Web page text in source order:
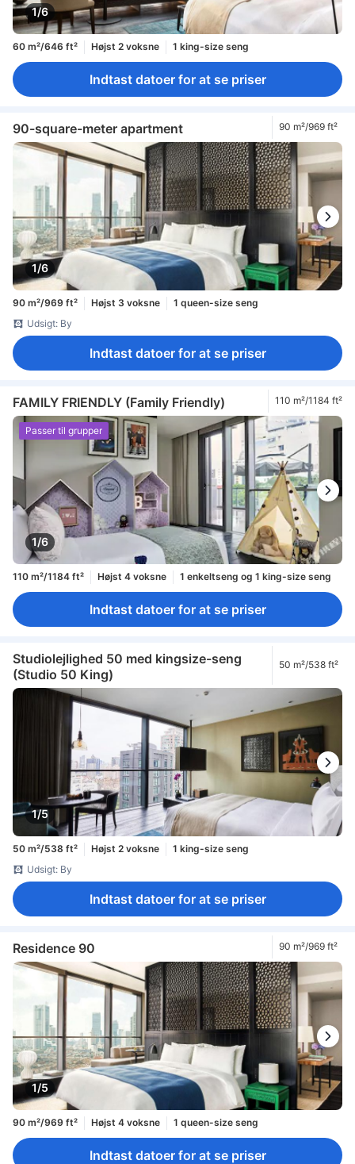
1/6
60 m²/646 ft² Højst 2 voksne 1 king-size seng
Indtast datoer for at se priser
90-square-meter apartment 90 m²/969 ft²
1/6
90 m²/969 ft² Højst 3 voksne
1 queen-size seng
Udsigt: By
Indtast datoer for at se priser
FAMILY FRIENDLY (Family Friendly) 110 m²/1184 ft²
1/6
Passer til grupper
110 m²/1184 ft² Højst 4 voksne 1 enkeltseng og 1 king-size seng
Indtast datoer for at se priser
Studiolejlighed 50 med kingsize-seng
(Studio 50 King)
50 m²/538 ft²
1/5
50 m²/538 ft² Højst 2 voksne
1 king-size seng
Udsigt: By
Indtast datoer for at se priser
Residence 90 90 m²/969 ft²
1/5
90 m²/969 ft² Højst 4 voksne 1 queen-size seng
Indtast datoer for at se priser